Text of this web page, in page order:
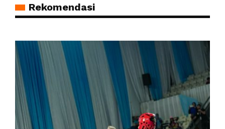
Rekomendasi